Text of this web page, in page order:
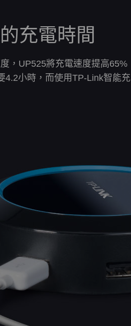
充電時間
，UP525將充電速度提高65%
4.2小時，而使用TP-Link智能充